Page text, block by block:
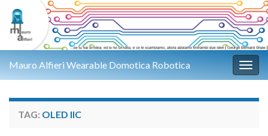
Mauro Alfieri Wearable Domotica Robotica
TAG: OLED IIC